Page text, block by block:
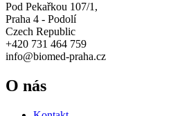
Pod Pekařkou 107/1,
Praha 4 - Podolí
Czech Republic
+420 731 464 759
info@biomed-praha.cz
O nás